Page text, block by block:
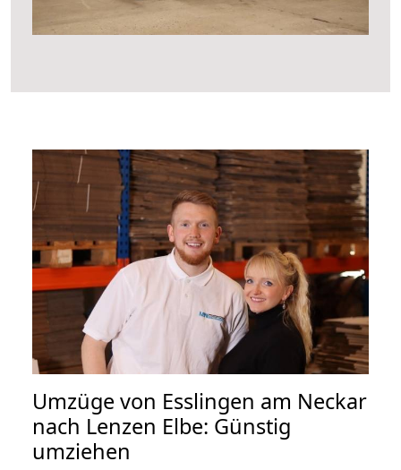
Umzüge von Esslingen am Neckar
nach Lenzen Elbe: Günstig
umziehen